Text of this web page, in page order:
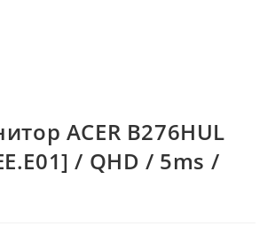
ACER B276HUL
/ QHD / 5ms /